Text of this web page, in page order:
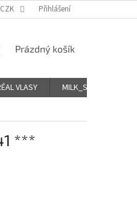
CZK Přihlášení
NÁKUPNÍ
Prázdný košík
VLASY
MILK_SHAKE Icy
***